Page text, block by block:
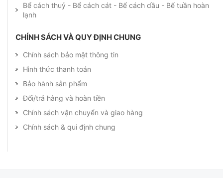
Bể cách thuỷ - Bể cách cát - Bể cách dầu - Bể tuần hoàn
lạnh
CHÍNH SÁCH VÀ QUY ĐỊNH CHUNG
Chính sách bảo mật thông tin
Hình thức thanh toán
Bảo hành sản phẩm
Đổi/trả hàng và hoàn tiền
Chính sách vận chuyển và giao hàng
Chính sách & qui định chung